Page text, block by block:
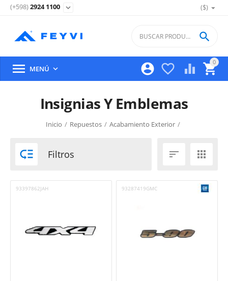
($)
(+598)2924 1100 expand_more
0

 


 MENÚ 
Insignias Y Emblemas
Inicio / Repuestos / Acabamiento Exterior /
 Filtros  
93397862JAH 93287419GMC